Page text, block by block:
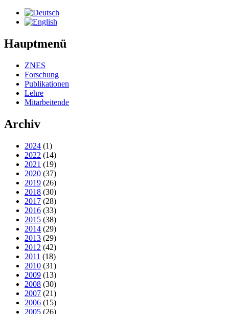
Hauptmenü
ZNES
Forschung
Publikationen
Lehre
Mitarbeitende
Archiv
2024 (1)
2022 (14)
2021 (19)
2020 (37)
2019 (26)
2018 (30)
2017 (28)
2016 (33)
2015 (38)
2014 (29)
2013 (29)
2012 (42)
2011 (18)
2010 (31)
2009 (13)
2008 (30)
2007 (21)
2006 (15)
2005 (26)